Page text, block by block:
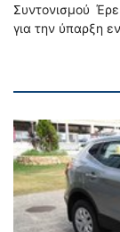
Συντονισμού
για την ύπαρξη